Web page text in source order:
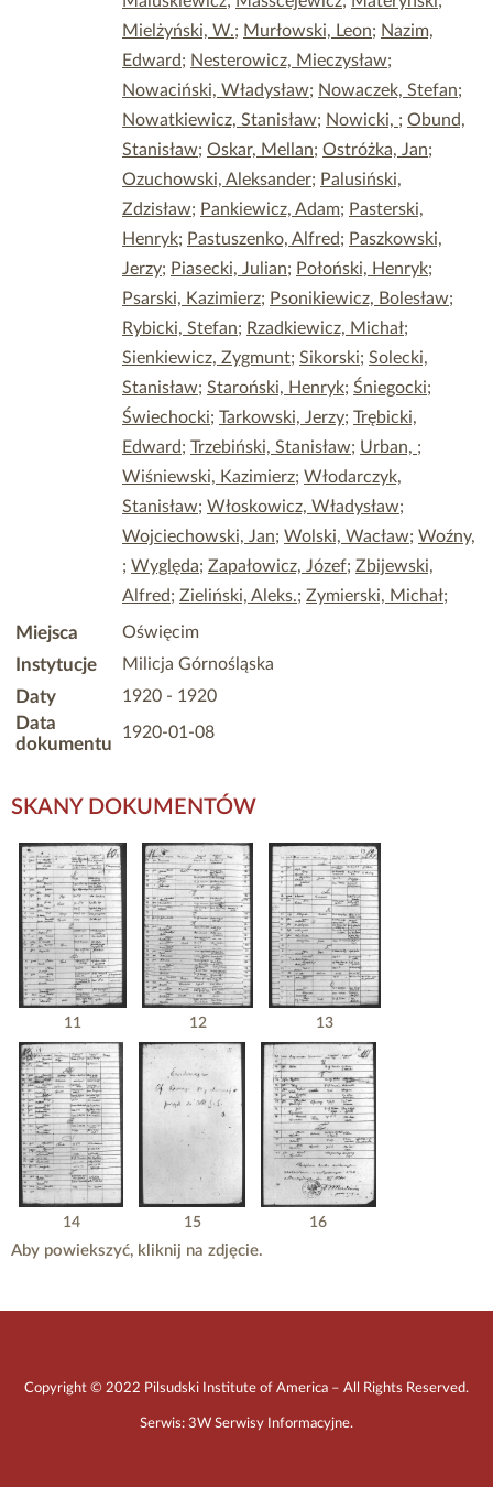
Mielżyński, W.; Murłowski, Leon; Nazim,
Edward; Nesterowicz, Mieczysław;
Nowaciński, Władysław; Nowaczek, Stefan;
Nowatkiewicz, Stanisław; Nowicki, ; Obund,
Stanisław; Oskar, Mellan; Ostróżka, Jan;
Ozuchowski, Aleksander; Palusiński,
Zdzisław; Pankiewicz, Adam; Pasterski,
Henryk; Pastuszenko, Alfred; Paszkowski,
Jerzy; Piasecki, Julian; Połoński, Henryk;
Psarski, Kazimierz; Psonikiewicz, Bolesław;
Rybicki, Stefan; Rzadkiewicz, Michał;
Sienkiewicz, Zygmunt; Sikorski; Solecki,
Stanisław; Staroński, Henryk; Śniegocki;
Świechocki; Tarkowski, Jerzy; Trębicki,
Edward; Trzebiński, Stanisław; Urban, ;
Wiśniewski, Kazimierz; Włodarczyk,
Stanisław; Włoskowicz, Władysław;
Wojciechowski, Jan; Wolski, Wacław; Woźny,
; Wyględa; Zapałowicz, Józef; Zbijewski,
Alfred; Zieliński, Aleks.; Zymierski, Michał;
Miejsca Oświęcim
Instytucje Milicja Górnośląska
Daty 1920 - 1920
Data
dokumentu
1920-01-08
SKANY DOKUMENTÓW
11 12 13
14 15
16
Aby powiekszyć, kliknij na zdjęcie.
Copyright © 2022 Pilsudski Institute of America – All Rights Reserved.
Serwis: 3W Serwisy Informacyjne.